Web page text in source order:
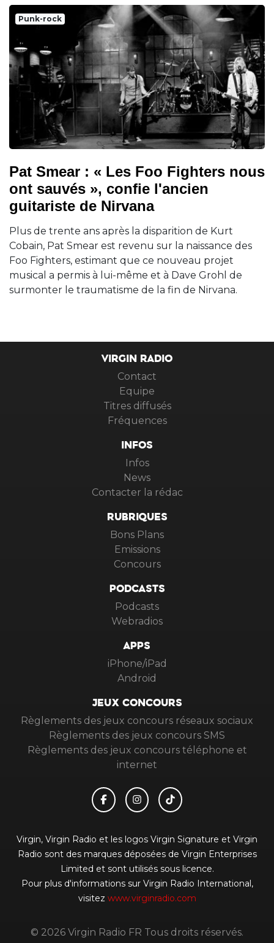
Punk-rock
Pat Smear : « Les Foo Fighters nous
ont sauvés », confie l'ancien
guitariste de Nirvana
Plus de trente ans après la disparition de Kurt
Cobain, Pat Smear est revenu sur la naissance des
Foo Fighters, estimant que ce nouveau projet
musical a permis à lui-même et à Dave Grohl de
surmonter le traumatisme de la fin de Nirvana.
VIRGIN RADIO
Contact
Equipe
Titres diffusés
Fréquences
INFOS
Infos
News
Contacter la rédac
RUBRIQUES
Bons Plans
Emissions
Concours
PODCASTS
Podcasts
Webradios
APPS
iPhone/iPad
Android
JEUX CONCOURS
Règlements des jeux concours réseaux sociaux
Règlements des jeux concours SMS
Règlements des jeux concours téléphone et
internet
Virgin, Virgin Radio et les logos Virgin Signature et Virgin
Radio sont des marques déposées de Virgin Enterprises
Limited et sont utilisés sous licence.
Pour plus d'informations sur Virgin Radio International,
visitez www.virginradio.com
© 2026 Virgin Radio FR Tous droits réservés.